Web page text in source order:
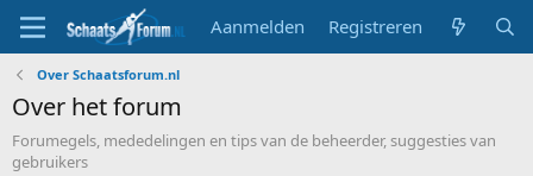
Aanmelden Registreren
Over Schaatsforum.nl
Over het forum
Forumegels, mededelingen en tips van de beheerder, suggesties van
gebruikers